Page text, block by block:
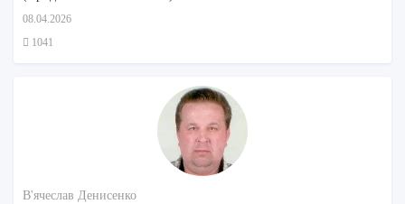
08.04.2026
1041
В'ячеслав Денисенко